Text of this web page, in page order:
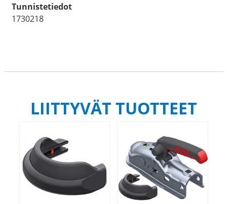
Tunnistetiedot
1730218
LIITTYVÄT TUOTTEET